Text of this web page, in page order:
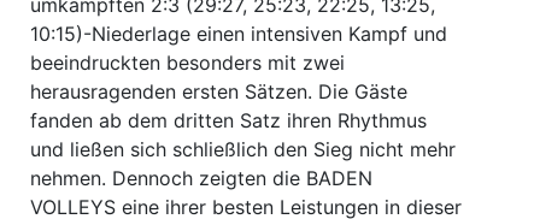
10:15)-Niederlage einen intensiven Kampf und
beeindruckten besonders mit zwei
herausragenden ersten Sätzen. Die Gäste
fanden ab dem dritten Satz ihren Rhythmus
und ließen sich schließlich den Sieg nicht mehr
nehmen. Dennoch zeigten die BADEN
VOLLEYS eine ihrer besten Leistungen in dieser